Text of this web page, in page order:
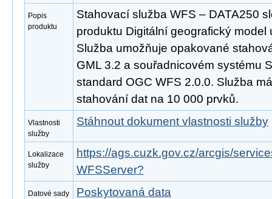
Popis
produktu
Stahovací služba WFS – DATA250
produktu Digitální geografický model
Služba umožňuje opakované
GML 3.2 a souřadnicovém systému
standard OGC WFS 2.0.0. Služba
stahování dat na 10 000 prvků.
Vlastnosti
služby
Stáhnout dokument vlastnosti služby
Lokalizace
služby
https://ags.cuzk.gov.cz/arcgis/
WFSServer?
Datové sady
Poskytovaná data